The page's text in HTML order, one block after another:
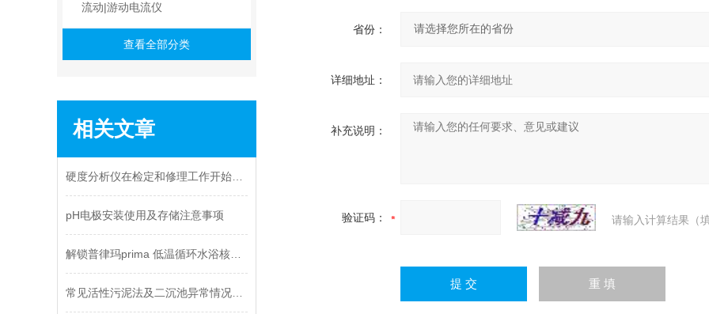
流动|游动电流仪
查看全部分类
相关文章
pH电极安装使用及存储注意事项
省份：
详细地址：
补充说明：
验证码： 请输入计算结果（